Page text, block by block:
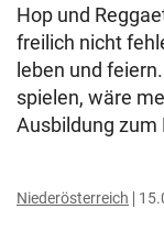
Hop und
freilich nicht
leben und
spielen, wäre
Ausbildung zum
Niederösterreich